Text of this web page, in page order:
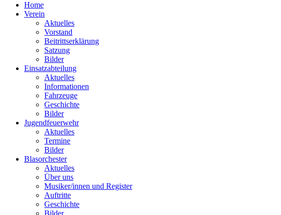
Home
Verein
Aktuelles
Vorstand
Beitrittserklärung
Satzung
Bilder
Einsatzabteilung
Aktuelles
Informationen
Fahrzeuge
Geschichte
Bilder
Jugendfeuerwehr
Aktuelles
Termine
Bilder
Blasorchester
Aktuelles
Über uns
Musiker/innen und Register
Auftritte
Geschichte